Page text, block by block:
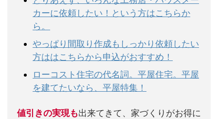
カーに依頼したい！という方はこちらか
ら。
やっぱり間取り作成もしっかり依頼したい
方ははこちらから申込がおすすめ！
ローコスト住宅の代名詞。平屋住宅。平屋
を建てたいなら、平屋特集！
値引きの実現も出来てきて、家づくりがお得に